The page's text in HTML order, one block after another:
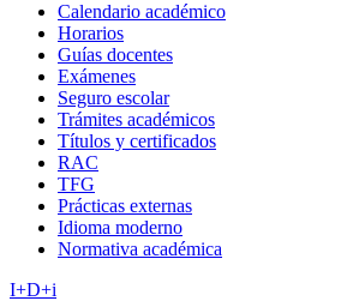
Calendario académico
Horarios
Guías docentes
Exámenes
Seguro escolar
Trámites académicos
Títulos y certificados
RAC
TFG
Prácticas externas
Idioma moderno
Normativa académica
I+D+i